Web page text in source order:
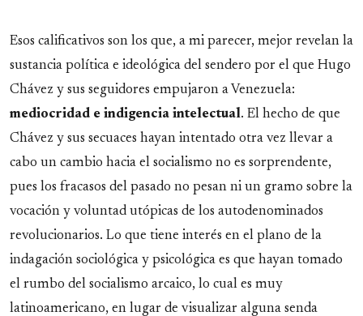
Esos calificativos son los que, a mi parecer, mejor revelan la
sustancia política e ideológica del sendero por el que Hugo
Chávez y sus seguidores empujaron a Venezuela:
mediocridad e indigencia intelectual. El hecho de que
Chávez y sus secuaces hayan intentado otra vez llevar a
cabo un cambio hacia el socialismo no es sorprendente,
pues los fracasos del pasado no pesan ni un gramo sobre la
vocación y voluntad utópicas de los autodenominados
revolucionarios. Lo que tiene interés en el plano de la
indagación sociológica y psicológica es que hayan tomado
el rumbo del socialismo arcaico, lo cual es muy
latinoamericano, en lugar de visualizar alguna senda